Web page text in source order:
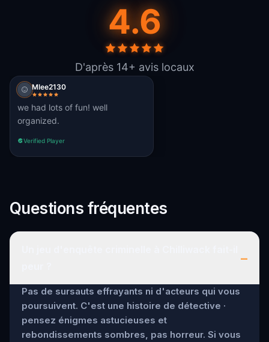
4.6
D'après 14+ avis locaux
Mlee2130
we had lots of fun! well
organized.
Verified Player
Questions fréquentes
–
Pas de sursauts effrayants ni d'acteurs qui vous
poursuivent. C'est une histoire de détective ·
pensez énigmes astucieuses et
rebondissements sombres, pas horreur. Si vous